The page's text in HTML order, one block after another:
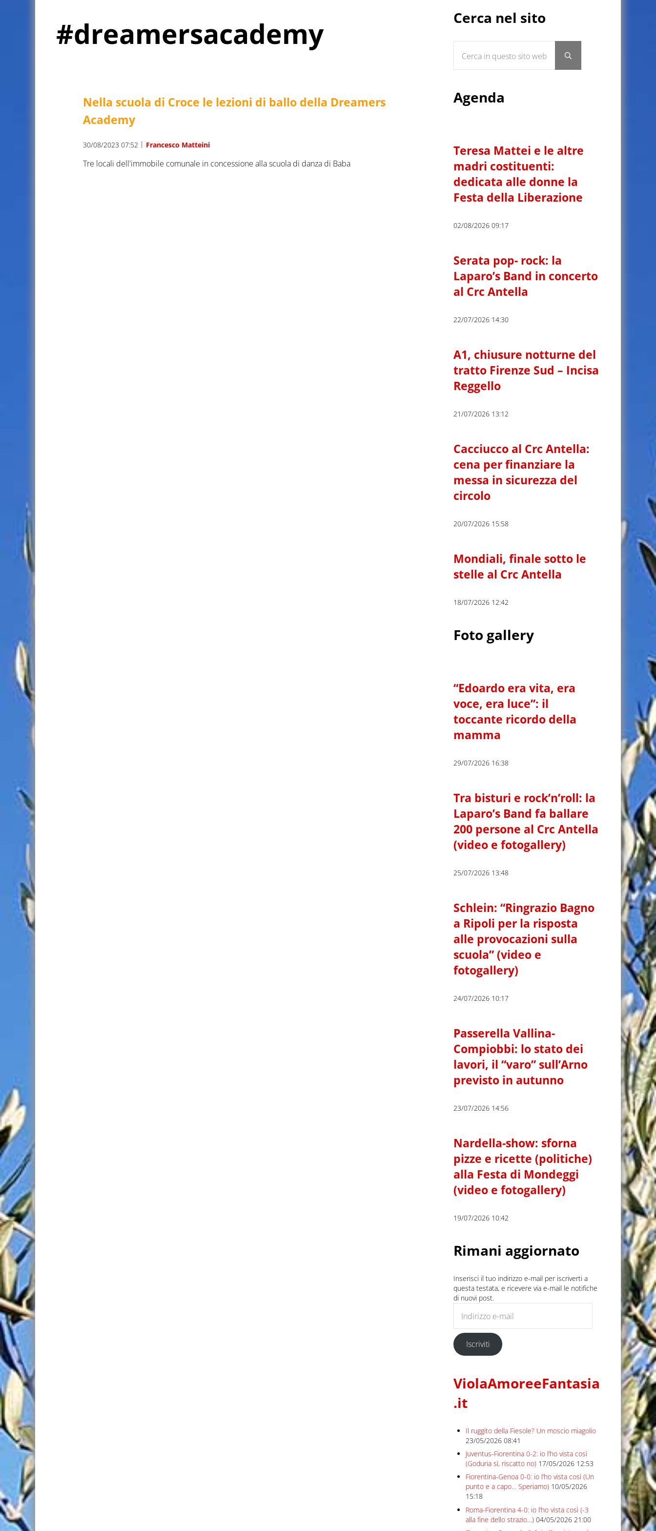
#dreamersacademy
Nella scuola di Croce le lezioni di ballo della Dreamers
Academy
30/08/2023 07:52 | Francesco Matteini
Tre locali dell'immobile comunale in concessione alla scuola di danza di Baba
Cerca nel sito
Submit search
Agenda
Teresa Mattei e le altre
madri costituenti:
dedicata alle donne la
Festa della Liberazione
02/08/2026 09:17
Serata pop- rock: la
Laparo’s Band in concerto
al Crc Antella
22/07/2026 14:30
A1, chiusure notturne del
tratto Firenze Sud – Incisa
Reggello
21/07/2026 13:12
Cacciucco al Crc Antella:
cena per finanziare la
messa in sicurezza del
circolo
20/07/2026 15:58
Mondiali, finale sotto le
stelle al Crc Antella
18/07/2026 12:42
Foto gallery
“Edoardo era vita, era
voce, era luce”: il
toccante ricordo della
mamma
29/07/2026 16:38
Tra bisturi e rock’n’roll: la
Laparo’s Band fa ballare
200 persone al Crc Antella
(video e fotogallery)
25/07/2026 13:48
Schlein: “Ringrazio Bagno
a Ripoli per la risposta
alle provocazioni sulla
scuola” (video e
fotogallery)
24/07/2026 10:17
Passerella Vallina-
Compiobbi: lo stato dei
lavori, il “varo” sull’Arno
previsto in autunno
23/07/2026 14:56
Nardella-show: sforna
pizze e ricette (politiche)
alla Festa di Mondeggi
(video e fotogallery)
19/07/2026 10:42
Rimani aggiornato
Inserisci il tuo indirizzo e-mail per iscriverti a
questa testata, e ricevere via e-mail le notifiche
di nuovi post.
Iscriviti
ViolaAmoreeFantasia
.it
Il ruggito della Fiesole? Un moscio miagolio
23/05/2026 08:41
Juventus-Fiorentina 0-2: io l’ho vista così
(Goduria sì, riscatto no) 17/05/2026 12:53
Fiorentina-Genoa 0-0: io l’ho vista così (Un
punto e a capo… Speriamo) 10/05/2026
15:18
Roma-Fiorentina 4-0: io l’ho vista così (-3
alla fine dello strazio…) 04/05/2026 21:00